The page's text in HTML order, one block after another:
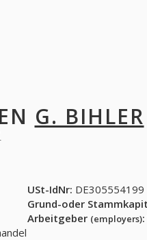
G. BIHLER
USt-IdNr: DE305554199
Grund-oder
Arbeitgeber (employers):